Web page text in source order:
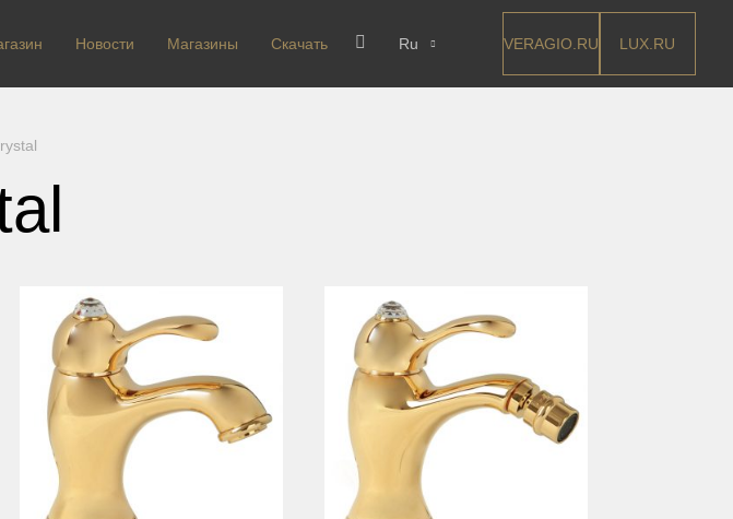
Новости Магазины Скачать Ru VERAGIO.RU LUX.RU